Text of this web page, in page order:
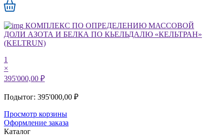
КОМПЛЕКС ПО ОПРЕДЕЛЕНИЮ МАССОВОЙ
ДОЛИ АЗОТА И БЕЛКА ПО КЬЕЛЬДАЛЮ «КЕЛЬТРАН»
(KELTRUN)
1
×
395'000,00 ₽
Подытог: 395'000,00 ₽
Просмотр корзины
Оформление заказа
Каталог